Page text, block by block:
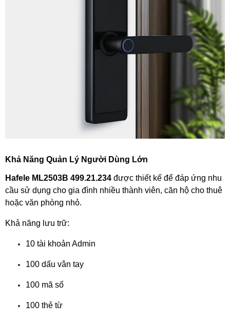
Khả Năng Quản Lý Người Dùng Lớn
Hafele ML2503B 499.21.234 được thiết kế để đáp ứng nhu
cầu sử dụng cho gia đình nhiều thành viên, căn hộ cho thuê
hoặc văn phòng nhỏ.
Khả năng lưu trữ:
10 tài khoản Admin
100 dấu vân tay
100 mã số
100 thẻ từ